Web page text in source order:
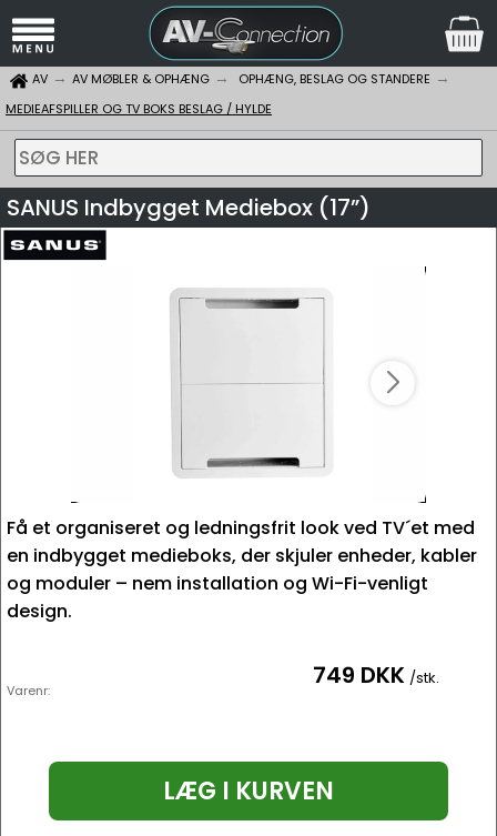
AV AV MØBLER & OPHÆNG
OPHÆNG, BESLAG OG STANDERE
MEDIEAFSPILLER OG TV BOKS BESLAG / HYLDE
SØG HER
SANUS Indbygget Mediebox (17”)
Få et organiseret og ledningsfrit look ved TV´et med
en indbygget medieboks, der skjuler enheder, kabler
og moduler – nem installation og Wi-Fi-venligt
design.
Varenr: 749 DKK /stk.
LÆG I KURVEN